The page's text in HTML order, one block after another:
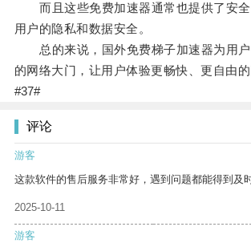
而且这些免费加速器通常也提供了安全
用户的隐私和数据安全。
总的来说，国外免费梯子加速器为用户
的网络大门，让用户体验更畅快、更自由的
#37#
评论
游客
这款软件的售后服务非常好，遇到问题都能得到及
2025-10-11
游客